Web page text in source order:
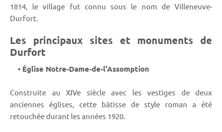
1814, le village fut connu sous le nom de Villeneuve-
Durfort.
Les principaux sites et monuments de
Durfort
• Église Notre-Dame-de-l’Assomption
Construite au XIVe siècle avec les vestiges de deux
anciennes églises, cette bâtisse de style roman a été
retouchée durant les années 1920.